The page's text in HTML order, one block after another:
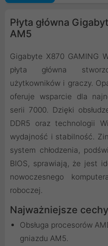
Płyta główna
AM5
Gigabyte X870 GAMING
płyta główna
użytkowników i graczy.
oferuje wsparcie dla
serii 7000. Dzięki
DDR5 oraz technologii
wydajność i stabilność.
system chłodzenia,
BIOS, sprawiają, że jest
nowoczesnego
roboczej.
Najważniejsze cechy
Obsługa procesorów
gniazdu AM5.